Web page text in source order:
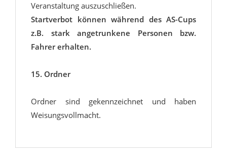
Veranstaltung auszuschließen.
Startverbot können während des AS-Cups
z.B. stark angetrunkene Personen bzw.
Fahrer erhalten.
15. Ordner
Ordner sind gekennzeichnet und haben
Weisungsvollmacht.